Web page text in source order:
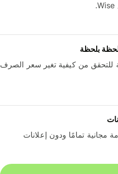
بلحظة
من كيفية تغير سعر الصرف
مجانية تمامًا ودون إعلانات